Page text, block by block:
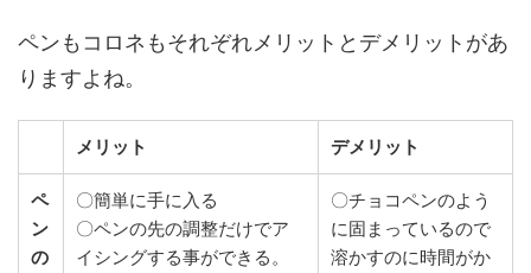
ペンもコロネもそれぞれメリットとデメリットがあ
りますよね。
メリット デメリット
ペ
ン
の
〇簡単に手に入る
〇ペンの先の調整だけでア
イシングする事ができる。
〇チョコペンのよう
に固まっているので
溶かすのに時間がか